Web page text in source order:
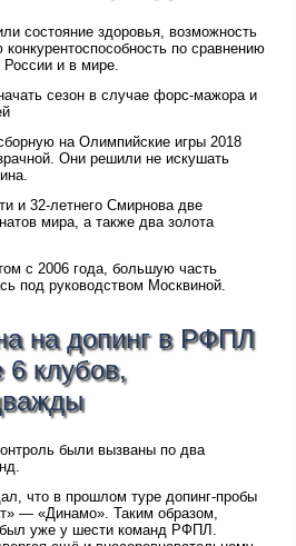
состояние здоровья, возможность
по сравнению
и в мире.
сезон в случае форс-мажора и
на Олимпийские игры 2018
Они решили не искушать
и 32-летнего Смирнова две
мира, а также два золота
с 2006 года, большую часть
под руководством Москвиной.
на допинг в РФПЛ
6 клубов,
были вызваны по два
что в прошлом туре допинг-пробы
— «Динамо». Таким образом,
был уже у шести команд РФПЛ.